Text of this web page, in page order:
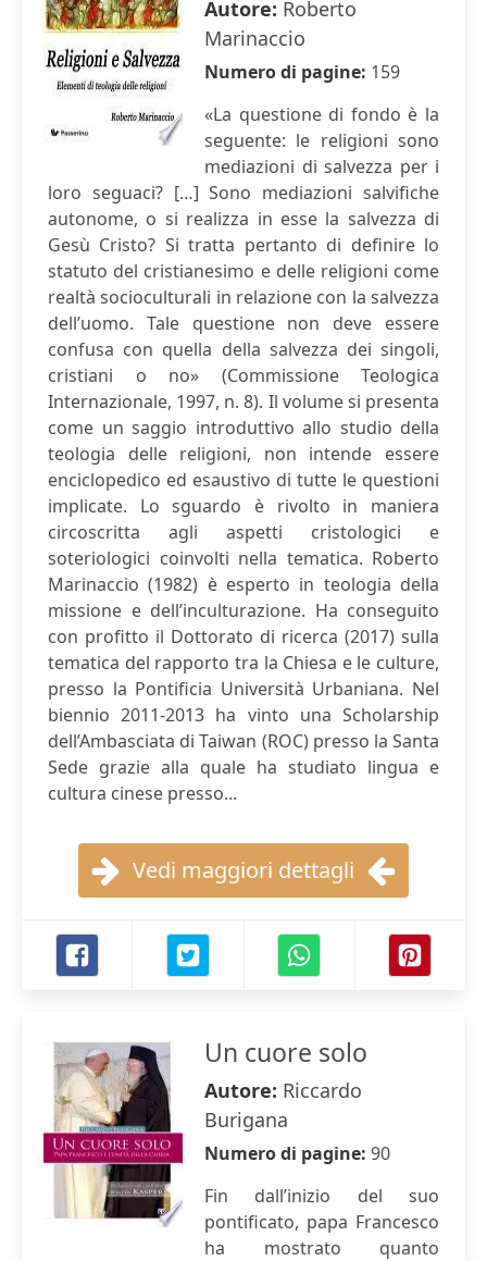
Autore: Roberto
Marinaccio
Numero di pagine: 159
«La questione di fondo è la
seguente: le religioni sono
mediazioni di salvezza per i
loro seguaci? […] Sono mediazioni salvifiche
autonome, o si realizza in esse la salvezza di
Gesù Cristo? Si tratta pertanto di definire lo
statuto del cristianesimo e delle religioni come
realtà socioculturali in relazione con la salvezza
dell’uomo. Tale questione non deve essere
confusa con quella della salvezza dei singoli,
cristiani o no» (Commissione Teologica
Internazionale, 1997, n. 8). Il volume si presenta
come un saggio introduttivo allo studio della
teologia delle religioni, non intende essere
enciclopedico ed esaustivo di tutte le questioni
implicate. Lo sguardo è rivolto in maniera
circoscritta agli aspetti cristologici e
soteriologici coinvolti nella tematica. Roberto
Marinaccio (1982) è esperto in teologia della
missione e dell’inculturazione. Ha conseguito
con profitto il Dottorato di ricerca (2017) sulla
tematica del rapporto tra la Chiesa e le culture,
presso la Pontificia Università Urbaniana. Nel
biennio 2011-2013 ha vinto una Scholarship
dell’Ambasciata di Taiwan (ROC) presso la Santa
Sede grazie alla quale ha studiato lingua e
cultura cinese presso...
Vedi maggiori dettagli
Un cuore solo
Autore: Riccardo
Burigana
Numero di pagine: 90
Fin dall’inizio del suo
pontificato, papa Francesco
ha mostrato quanto